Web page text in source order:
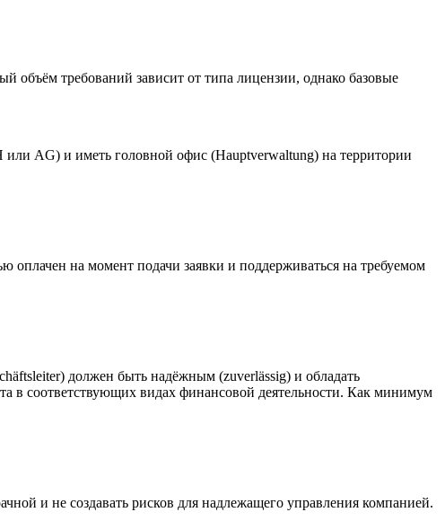
требований зависит от типа лицензии, однако базовые
AG) и иметь головной офис (Hauptverwaltung) на территории
на момент подачи заявки и поддерживаться на требуемом
должен быть надёжным (zuverlässig) и обладать
в соответствующих видах финансовой деятельности. Как минимум
и не создавать рисков для надлежащего управления компанией.